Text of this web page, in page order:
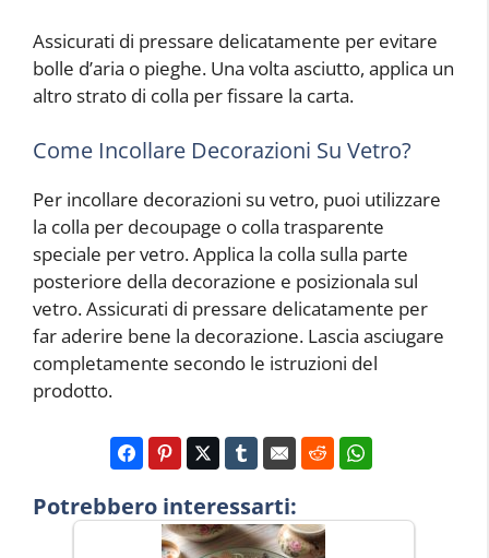
Assicurati di pressare delicatamente per evitare
bolle d’aria o pieghe. Una volta asciutto, applica un
altro strato di colla per fissare la carta.
Come Incollare Decorazioni Su Vetro?
Per incollare decorazioni su vetro, puoi utilizzare
la colla per decoupage o colla trasparente
speciale per vetro. Applica la colla sulla parte
posteriore della decorazione e posizionala sul
vetro. Assicurati di pressare delicatamente per
far aderire bene la decorazione. Lascia asciugare
completamente secondo le istruzioni del
prodotto.
Potrebbero interessarti: